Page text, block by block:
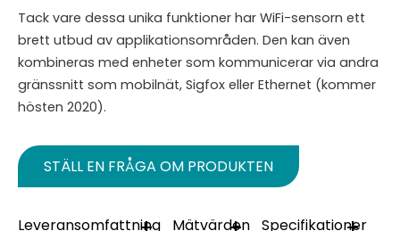
Tack vare dessa unika funktioner har WiFi-sensorn ett
brett utbud av applikationsområden. Den kan även
kombineras med enheter som kommunicerar via andra
gränssnitt som mobilnät, Sigfox eller Ethernet (kommer
hösten 2020).
STÄLL EN FRÅGA OM PRODUKTEN
Leveransomfattning Mätvärden Specifikationer